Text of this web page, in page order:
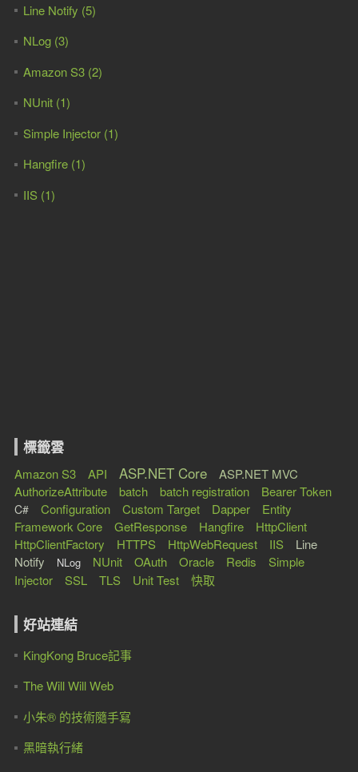
Line Notify (5)
NLog (3)
Amazon S3 (2)
NUnit (1)
Simple Injector (1)
Hangfire (1)
IIS (1)
標籤雲
Amazon S3 API ASP.NET Core
ASP.NET MVC
AuthorizeAttribute
batch batch registration Bearer Token
C# Configuration Custom Target Dapper
Entity
Framework Core
GetResponse Hangfire
HttpClient
HttpClientFactory
HTTPS HttpWebRequest IIS
Line
Notify
NLog NUnit OAuth Oracle Redis
Simple
Injector
SSL TLS Unit Test 快取
好站連結
KingKong Bruce記事
The Will Will Web
小朱® 的技術隨手寫
黑暗執行緒